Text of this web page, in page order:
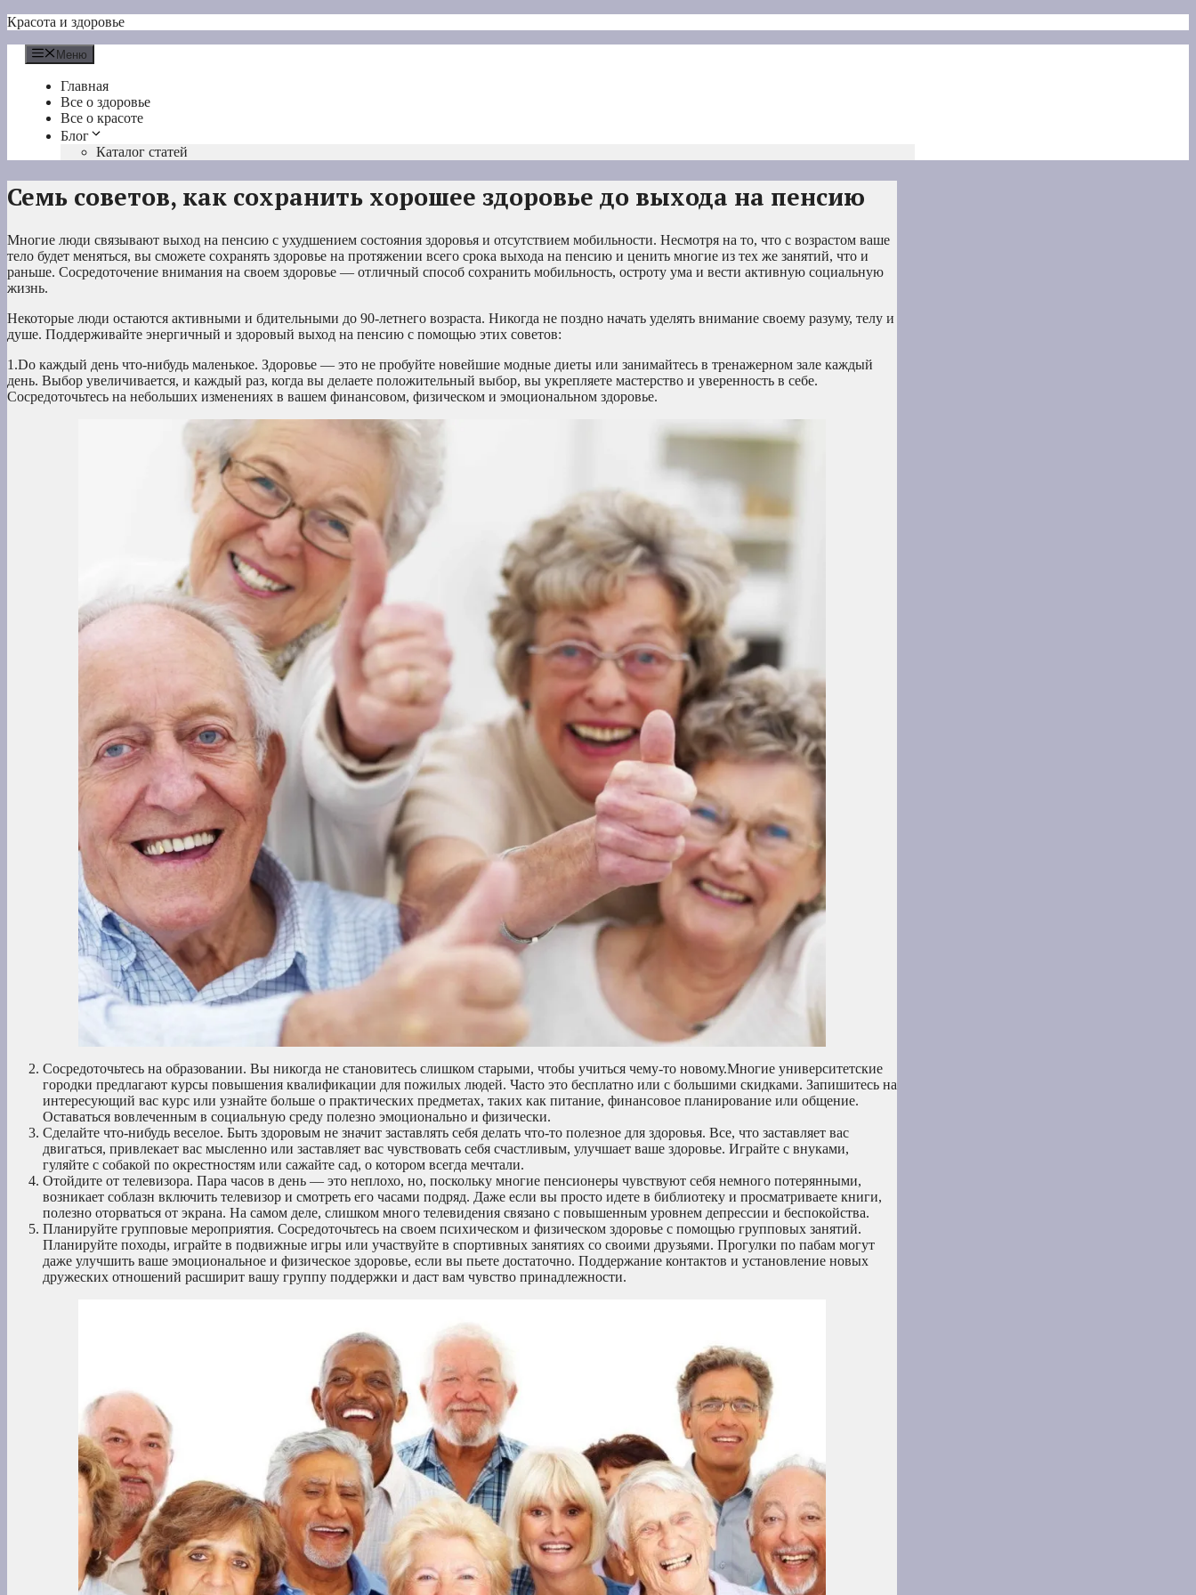
Перейти
содержимому
Красота и здоровье
Меню
Главная
Все о здоровье
Все о красоте
Блог
Каталог статей
Семь советов, как сохранить хорошее здоровье до выхода на пенсию
Многие люди связывают выход на пенсию с ухудшением состояния здоровья и отсутствием мобильности. Несмотря на то, что с возрастом ваше
тело будет меняться, вы сможете сохранять здоровье на протяжении всего срока выхода на пенсию и ценить многие из тех же занятий, что и
раньше. Сосредоточение внимания на своем здоровье — отличный способ сохранить мобильность, остроту ума и вести активную социальную
жизнь.
Некоторые люди остаются активными и бдительными до 90-летнего возраста. Никогда не поздно начать уделять внимание своему разуму, телу и
душе. Поддерживайте энергичный и здоровый выход на пенсию с помощью этих советов:
1.Do каждый день что-нибудь маленькое. Здоровье — это не пробуйте новейшие модные диеты или занимайтесь в тренажерном зале каждый
день. Выбор увеличивается, и каждый раз, когда вы делаете положительный выбор, вы укрепляете мастерство и уверенность в себе.
Сосредоточьтесь на небольших изменениях в вашем финансовом, физическом и эмоциональном здоровье.
Сосредоточьтесь на образовании. Вы никогда не становитесь слишком старыми, чтобы учиться чему-то новому.Многие университетские
городки предлагают курсы повышения квалификации для пожилых людей. Часто это бесплатно или с большими скидками. Запишитесь на
интересующий вас курс или узнайте больше о практических предметах, таких как питание, финансовое планирование или общение.
Оставаться вовлеченным в социальную среду полезно эмоционально и физически.
Сделайте что-нибудь веселое. Быть здоровым не значит заставлять себя делать что-то полезное для здоровья. Все, что заставляет вас
двигаться, привлекает вас мысленно или заставляет вас чувствовать себя счастливым, улучшает ваше здоровье. Играйте с внуками,
гуляйте с собакой по окрестностям или сажайте сад, о котором всегда мечтали.
Отойдите от телевизора. Пара часов в день — это неплохо, но, поскольку многие пенсионеры чувствуют себя немного потерянными,
возникает соблазн включить телевизор и смотреть его часами подряд. Даже если вы просто идете в библиотеку и просматриваете книги,
полезно оторваться от экрана. На самом деле, слишком много телевидения связано с повышенным уровнем депрессии и беспокойства.
Планируйте групповые мероприятия. Сосредоточьтесь на своем психическом и физическом здоровье с помощью групповых занятий.
Планируйте походы, играйте в подвижные игры или участвуйте в спортивных занятиях со своими друзьями. Прогулки по пабам могут
даже улучшить ваше эмоциональное и физическое здоровье, если вы пьете достаточно. Поддержание контактов и установление новых
дружеских отношений расширит вашу группу поддержки и даст вам чувство принадлежности.